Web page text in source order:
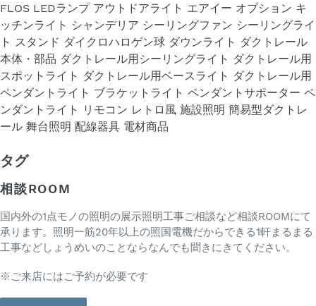
FLOS LEDランプ アウトドアライト エアイー オプション キ
ッチンライト シャンデリア シーリングファン シーリングライ
ト スタンド ダイクロハロゲン球 ダウンライト ダクトレール
本体・部品 ダクトレール用シーリングライト ダクトレール用
スポットライト ダクトレール用ベースライト ダクトレール用
ペンダントライト ブラケットライト ペンダントサポーター ペ
ンダントライト
リモコン レトロ風 施設照明 簡易型ダクトレ
ール 舞台照明 配線器具 電材商品
タグ
相談ROOM
国内外の1点モノの照明の展示照明工事ご相談など相談ROOMにて
承ります。照明一筋20年以上の照国電機だからできる1軒まるまる
工事などしょうめいのことならなんでも聞きにきてください。
※ご来店にはご予約が必要です